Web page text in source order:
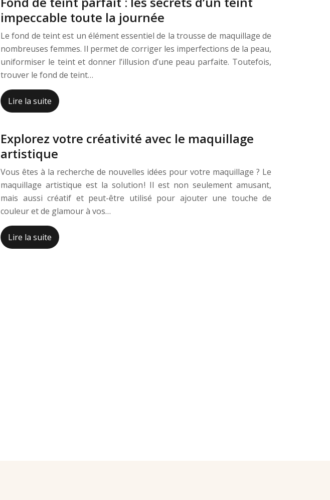
impeccable toute la journée
Le fond de teint est un élément essentiel de la trousse de maquillage de
nombreuses femmes. Il permet de corriger les imperfections de la peau,
uniformiser le teint et donner l’illusion d’une peau parfaite. Toutefois,
trouver le fond de teint…
Lire la suite
Explorez votre créativité avec le maquillage
artistique
Vous êtes à la recherche de nouvelles idées pour votre maquillage ? Le
maquillage artistique est la solution ! Il est non seulement amusant,
mais aussi créatif et peut-être utilisé pour ajouter une touche de
couleur et de glamour à vos…
Lire la suite